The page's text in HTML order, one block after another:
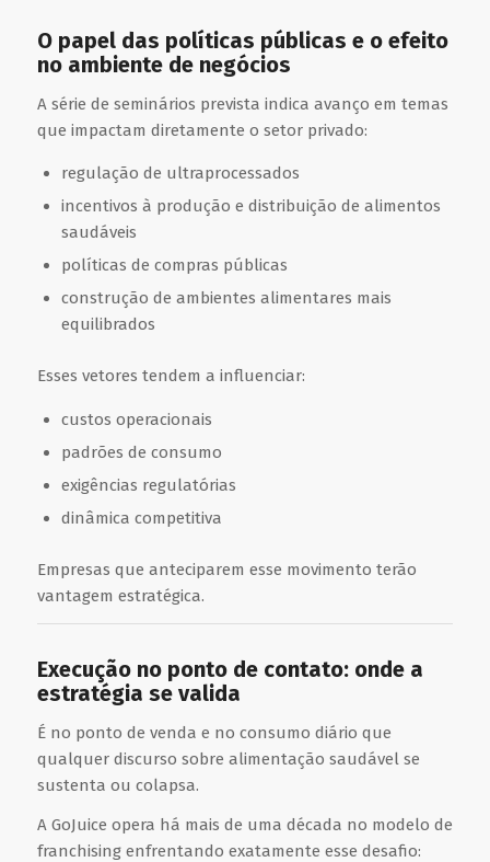
O papel das políticas públicas e o efeito
no ambiente de negócios
A série de seminários prevista indica avanço em temas
que impactam diretamente o setor privado:
regulação de ultraprocessados
incentivos à produção e distribuição de alimentos
saudáveis
políticas de compras públicas
construção de ambientes alimentares mais
equilibrados
Esses vetores tendem a influenciar:
custos operacionais
padrões de consumo
exigências regulatórias
dinâmica competitiva
Empresas que anteciparem esse movimento terão
vantagem estratégica.
Execução no ponto de contato: onde a
estratégia se valida
É no ponto de venda e no consumo diário que
qualquer discurso sobre alimentação saudável se
sustenta ou colapsa.
A GoJuice opera há mais de uma década no modelo de
franchising enfrentando exatamente esse desafio: